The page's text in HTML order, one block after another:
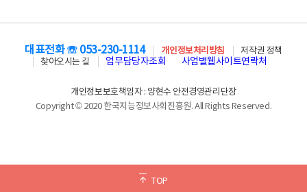
TOP
대표전화 ☏ 053-230-1114 개인정보처리방침
저작권 정책
찾아오시는 길
업무담당자조회 사업별웹사이트연락처
개인정보보호책임자 : 양현수 안전경영관리단장
Copyright © 2020 한국지능정보사회진흥원. All Rights Reserved.